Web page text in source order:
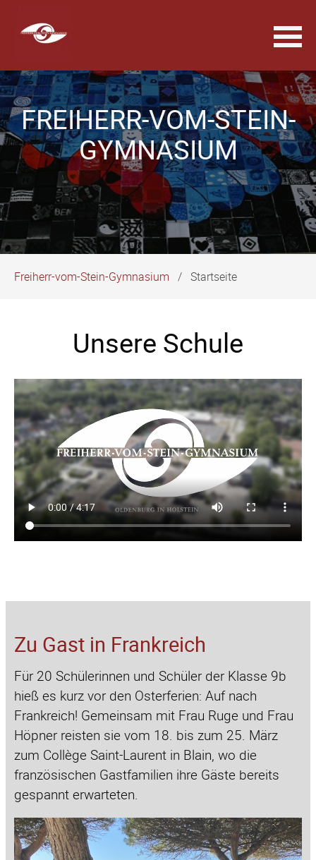
Navigation
überspringen
FREIHERR-VOM-STEIN-
GYMNASIUM
Freiherr-vom-Stein-Gymnasium Startseite
Unsere Schule
Zu Gast in Frankreich
Für 20 Schülerinnen und Schüler der Klasse 9b
hieß es kurz vor den Osterferien: Auf nach
Frankreich! Gemeinsam mit Frau Ruge und Frau
Höpner reisten sie vom 18. bis zum 25. März
zum Collège Saint-Laurent in Blain, wo die
französischen Gastfamilien ihre Gäste bereits
gespannt erwarteten.